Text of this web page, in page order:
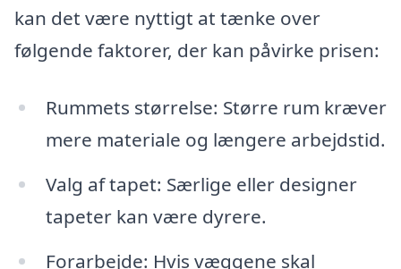
kan det være nyttigt at tænke over
følgende faktorer, der kan påvirke prisen:
Rummets størrelse: Større rum kræver
mere materiale og længere arbejdstid.
Valg af tapet: Særlige eller designer
tapeter kan være dyrere.
Forarbejde: Hvis væggene skal